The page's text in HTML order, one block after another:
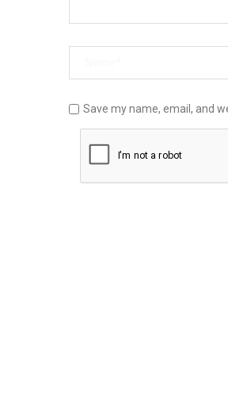
Save my name, email, and